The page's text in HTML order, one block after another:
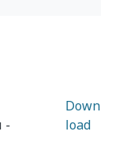
-
Down
load